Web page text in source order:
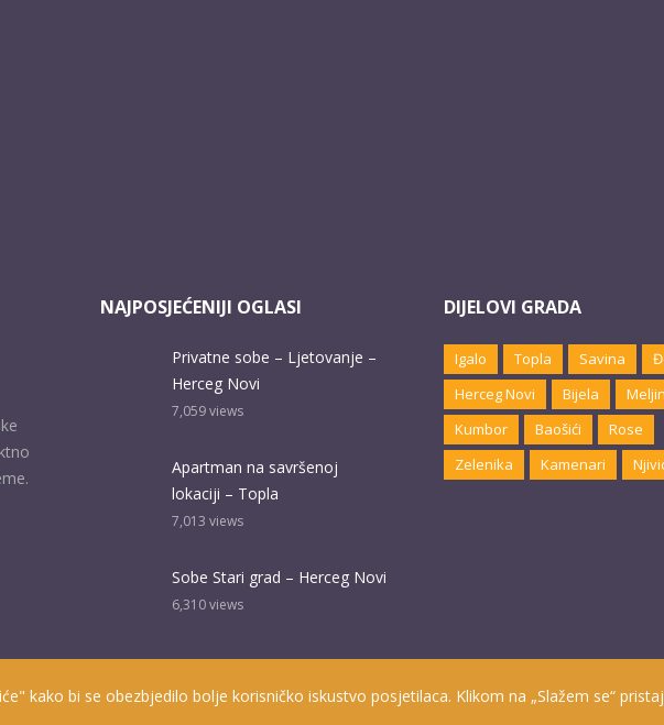
NAJPOSJEĆENIJI OGLASI
Privatne sobe – Ljetovanje –
Herceg Novi
7,059views
Apartman na savršenoj
lokaciji – Topla
7,013 views
Sobe Stari grad – Herceg Novi
6,310views
DIJELOVI GRADA
Igalo Topla Savina
Herceg Novi
Bijela
Kumbor
Baošići
Rose
Zelenika
Kamenari
u Herceg Novom
kako bi se obezbjedilo bolje korisničko iskustvo posjetilaca. Klikom na „Slažem se“